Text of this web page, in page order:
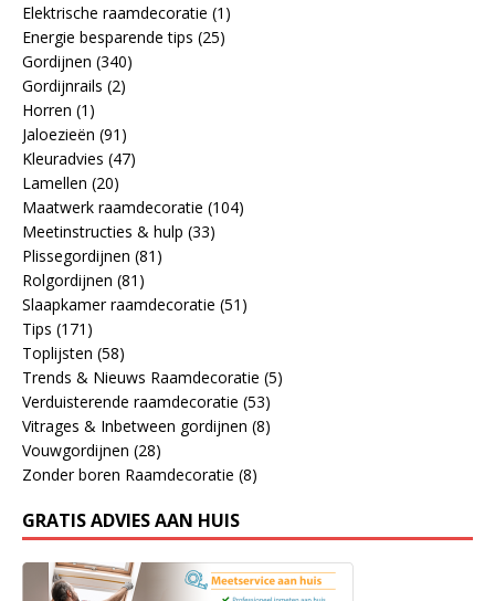
Elektrische raamdecoratie (1)
Energie besparende tips (25)
Gordijnen (340)
Gordijnrails (2)
Horren (1)
Jaloezieën (91)
Kleuradvies (47)
Lamellen (20)
Maatwerk raamdecoratie (104)
Meetinstructies & hulp (33)
Plissegordijnen (81)
Rolgordijnen (81)
Slaapkamer raamdecoratie (51)
Tips (171)
Toplijsten (58)
Trends & Nieuws Raamdecoratie (5)
Verduisterende raamdecoratie (53)
Vitrages & Inbetween gordijnen (8)
Vouwgordijnen (28)
Zonder boren Raamdecoratie (8)
GRATIS ADVIES AAN HUIS